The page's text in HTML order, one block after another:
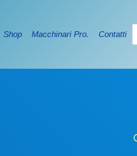
Shop Macchinari Pro. Contatti